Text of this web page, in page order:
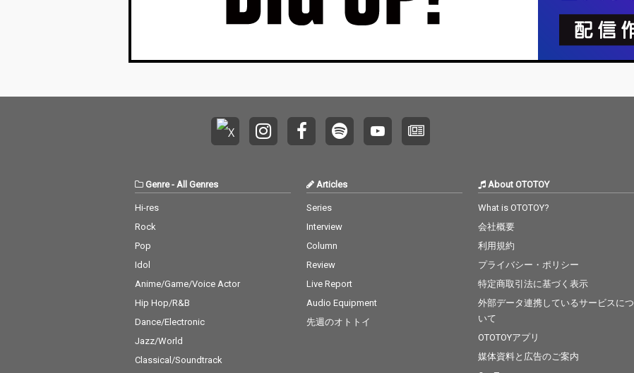
Genre- All Genres
Hi-res
Rock
Pop
Idol
Anime/Game/Voice Actor
Hip Hop/R&B
Dance/Electronic
Jazz/World
Classical/Soundtrack
Articles
Series
Interview
Column
Review
Live Report
Audio Equipment
先週のオトトイ
About OTOTOY
What is OTOTOY?
会社概要
利用規約
プライバシー・ポリシー
特定商取引法に基づく表示
外部データ連携しているサービスにつ
いて
OTOTOYアプリ
媒体資料と広告のご案内